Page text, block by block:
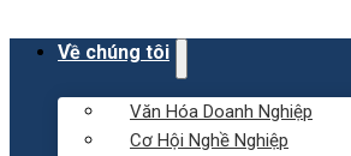
Về chúng tôi
Văn Hóa Doanh Nghiệp
Cơ Hội Nghề Nghiệp